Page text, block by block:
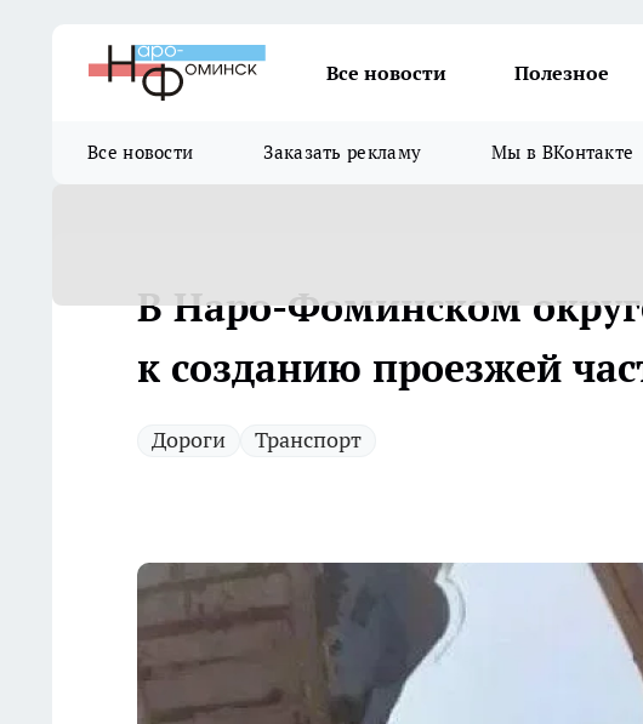
Все новости Полезное
Все новости Заказать рекламу Мы в ВКонтакте
В Наро-Фоминском
к созданию проезжей
Дороги Транспорт